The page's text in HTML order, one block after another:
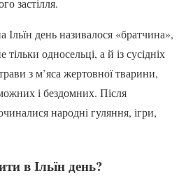
застілля.
Ільїн день називалося «братчина»,
односельці, а й із сусідніх
з м’яса жертовної тварини,
і бездомних. Після
народні гуляння, ігри,
в Ільїн день?